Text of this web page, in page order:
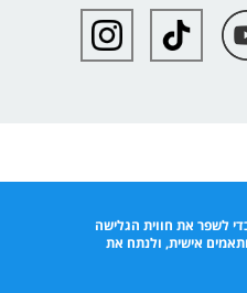
לשפר את חווית הגלישה
אישית, ולנתח את